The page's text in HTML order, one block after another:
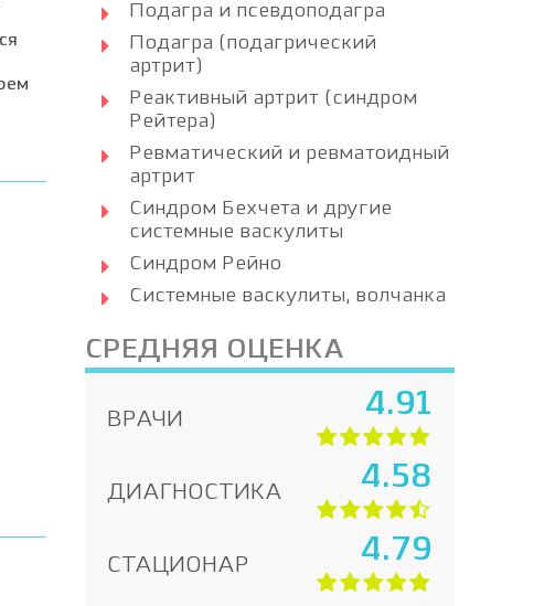
Подагра и псевдоподагра
Подагра (подагрический
артрит)
Реактивный артрит (синдром
Рейтера)
Ревматический и ревматоидный
артрит
Синдром Бехчета и другие
системные васкулиты
Синдром Рейно
Системные васкулиты, волчанка
СРЕДНЯЯ ОЦЕНКА
ВРАЧИ 4.91
ДИАГНОСТИКА 4.58
СТАЦИОНАР 4.79